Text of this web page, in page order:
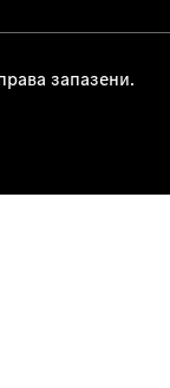
запазени.